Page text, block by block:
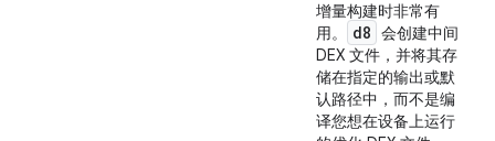
增量构建时非常有
用。
d8 会创建中间
DEX 文件，并将其存
储在指定的输出或默
认路径中，而不是编
译您想在设备上运行